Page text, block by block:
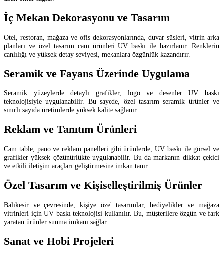
İç Mekan Dekorasyonu ve Tasarım
Otel, restoran, mağaza ve ofis dekorasyonlarında, duvar süsleri, vitrin arka
planları ve özel tasarım cam ürünleri UV baskı ile hazırlanır. Renklerin
canlılığı ve yüksek detay seviyesi, mekanlara özgünlük kazandırır.
Seramik ve Fayans Üzerinde Uygulama
Seramik yüzeylerde detaylı grafikler, logo ve desenler UV baskı
teknolojisiyle uygulanabilir. Bu sayede, özel tasarım seramik ürünler ve
sınırlı sayıda üretimlerde yüksek kalite sağlanır.
Reklam ve Tanıtım Ürünleri
Cam table, pano ve reklam panelleri gibi ürünlerde, UV baskı ile görsel ve
grafikler yüksek çözünürlükte uygulanabilir. Bu da markanın dikkat çekici
ve etkili iletişim araçları geliştirmesine imkan tanır.
Özel Tasarım ve Kişiselleştirilmiş Ürünler
Balıkesir ve çevresinde, kişiye özel tasarımlar, hediyelikler ve mağaza
vitrinleri için UV baskı teknolojisi kullanılır. Bu, müşterilere özgün ve fark
yaratan ürünler sunma imkanı sağlar.
Sanat ve Hobi Projeleri